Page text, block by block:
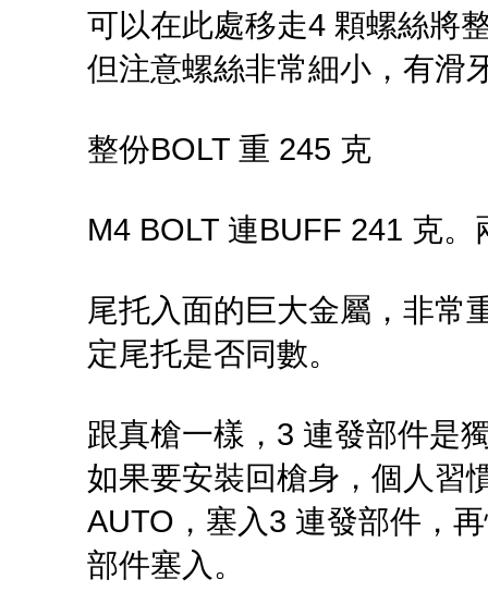
可以在此處移走4 顆螺絲將
但注意螺絲非常細小，有滑
整份BOLT 重 245 克
M4 BOLT 連BUFF 241 克
尾托入面的巨大金屬，非常
定尾托是否同數。
跟真槍一樣，3 連發部件是
如果要安裝回槍身，個人習
AUTO，塞入3 連發部件，
部件塞入。